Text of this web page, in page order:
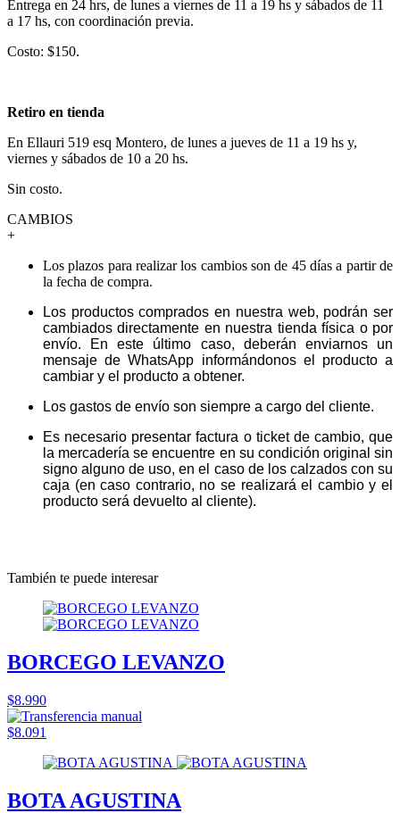
Entrega en 24 hrs, de lunes a viernes de 11 a 19 hs y sábados de 11
a 17 hs, con coordinación previa.
Costo: $150.
Retiro en tienda
En Ellauri 519 esq Montero, de lunes a jueves de 11 a 19 hs y,
viernes y sábados de 10 a 20 hs.
Sin costo.
CAMBIOS
+
Los plazos para realizar los cambios son de 45 días a partir de
la fecha de compra.
Los productos comprados en nuestra web, podrán ser
cambiados directamente en nuestra tienda física o por
envío. En este último caso, deberán enviarnos un
mensaje de WhatsApp informándonos el producto a
cambiar y el producto a obtener.
Los gastos de envío son siempre a cargo del cliente.
Es necesario presentar factura o ticket de cambio, que
la mercadería se encuentre en su condición original sin
signo alguno de uso, en el caso de los calzados con su
caja (en caso contrario, no se realizará el cambio y el
producto será devuelto al cliente).
También te puede interesar
BORCEGO LEVANZO
$8.990
$8.091
BOTA AGUSTINA